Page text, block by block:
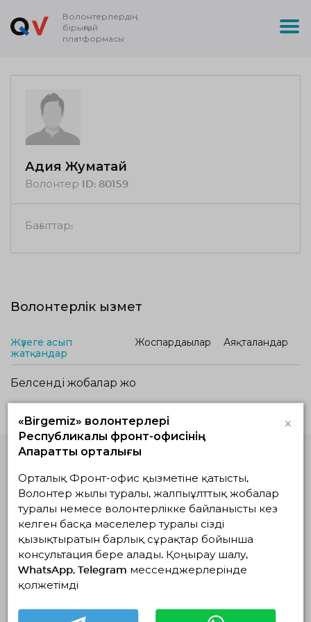
Волонтерлердің
бірыңғай
платформасы
Адия Жуматай
Волонтер ID: 80159
Бағыттар:
Волонтерлік қызмет
Жүзеге асып
жатқандар
Жоспардағылар Аяқталғандар
Белсенді жобалар жоқ
Волонтерлердің
платформасы
© Волонтерлердің біріңғай платформасы 2018-2026
Навигация
Байланыс
Біз туралы
«Birgemiz» волонтерлері
Республикалық фронт-офисінің
Ақпараттық орталығы
×
Орталық Фронт-офис қызметіне қатысты,
Волонтер жылы туралы, жалпыұлттық жобалар
туралы немесе волонтерлікке байланысты кез
келген басқа мәселелер туралы сізді
қызықтыратын барлық сұрақтар бойынша
консультация бере алады. Қоңырау шалу,
WhatsApp, Telegram мессенджерлерінде
қолжетімді